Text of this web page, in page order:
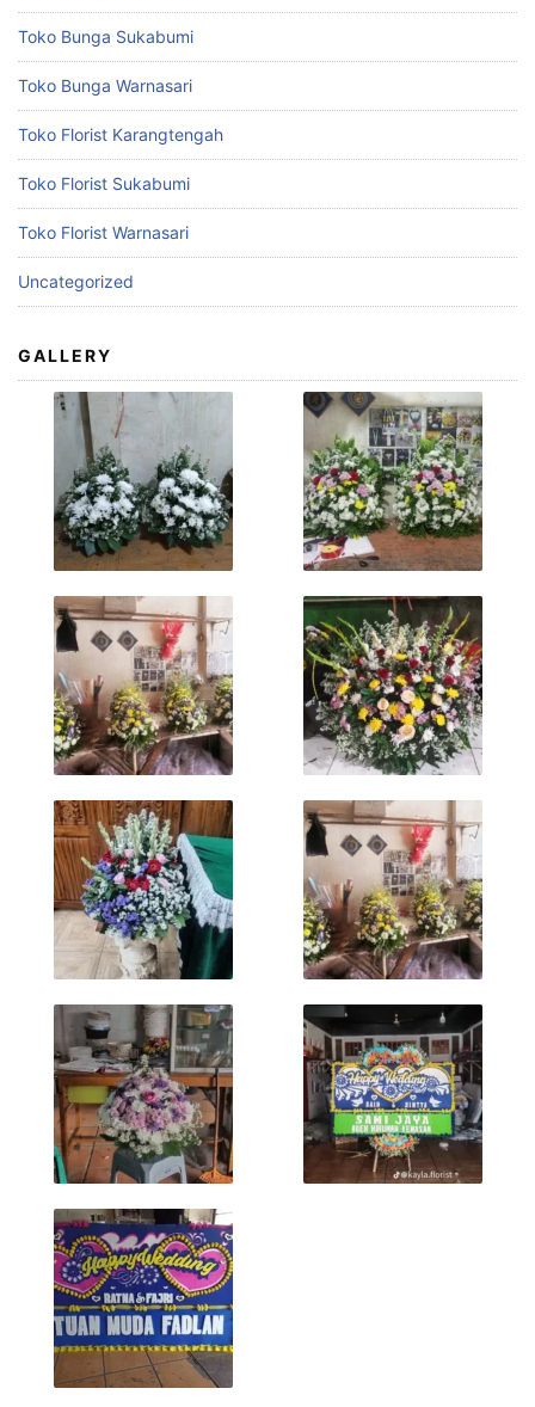
Toko Bunga Sukabumi
Toko Bunga Warnasari
Toko Florist Karangtengah
Toko Florist Sukabumi
Toko Florist Warnasari
Uncategorized
GALLERY